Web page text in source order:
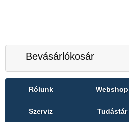
Bevásárlókosár
Rólunk Webshop
Szerviz Tudástár